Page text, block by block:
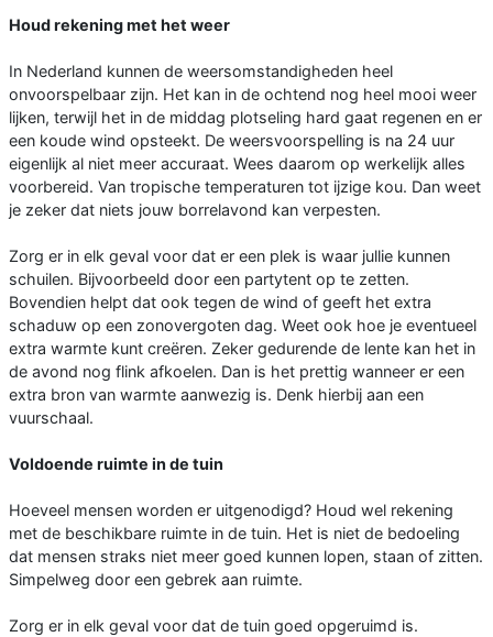
Houd rekening met het weer
In Nederland kunnen de weersomstandigheden heel
onvoorspelbaar zijn. Het kan in de ochtend nog heel mooi weer
lijken, terwijl het in de middag plotseling hard gaat regenen en er
een koude wind opsteekt. De weersvoorspelling is na 24 uur
eigenlijk al niet meer accuraat. Wees daarom op werkelijk alles
voorbereid. Van tropische temperaturen tot ijzige kou. Dan weet
je zeker dat niets jouw borrelavond kan verpesten.
Zorg er in elk geval voor dat er een plek is waar jullie kunnen
schuilen. Bijvoorbeeld door een partytent op te zetten.
Bovendien helpt dat ook tegen de wind of geeft het extra
schaduw op een zonovergoten dag. Weet ook hoe je eventueel
extra warmte kunt creëren. Zeker gedurende de lente kan het in
de avond nog flink afkoelen. Dan is het prettig wanneer er een
extra bron van warmte aanwezig is. Denk hierbij aan een
vuurschaal.
Voldoende ruimte in de tuin
Hoeveel mensen worden er uitgenodigd? Houd wel rekening
met de beschikbare ruimte in de tuin. Het is niet de bedoeling
dat mensen straks niet meer goed kunnen lopen, staan of zitten.
Simpelweg door een gebrek aan ruimte.
Zorg er in elk geval voor dat de tuin goed opgeruimd is.